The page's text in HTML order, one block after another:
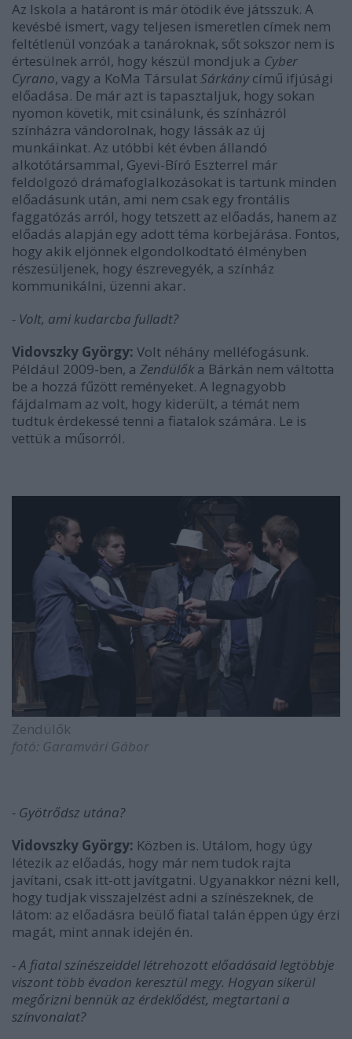
Az Iskola a határont is már ötödik éve játsszuk. A
kevésbé ismert, vagy teljesen ismeretlen címek nem
feltétlenül vonzóak a tanároknak, sőt sokszor nem is
értesülnek arról, hogy készül mondjuk a Cyber
Cyrano, vagy a KoMa Társulat Sárkány című ifjúsági
előadása. De már azt is tapasztaljuk, hogy sokan
nyomon követik, mit csinálunk, és színházról
színházra vándorolnak, hogy lássák az új
munkáinkat. Az utóbbi két évben állandó
alkotótársammal, Gyevi-Bíró Eszterrel már
feldolgozó drámafoglalkozásokat is tartunk minden
előadásunk után, ami nem csak egy frontális
faggatózás arról, hogy tetszett az előadás, hanem az
előadás alapján egy adott téma körbejárása. Fontos,
hogy akik eljönnek elgondolkodtató élményben
részesüljenek, hogy észrevegyék, a színház
kommunikálni, üzenni akar.
- Volt, ami kudarcba fulladt?
Vidovszky György: Volt néhány melléfogásunk.
Például 2009-ben, a Zendülők a Bárkán nem váltotta
be a hozzá fűzött reményeket. A legnagyobb
fájdalmam az volt, hogy kiderült, a témát nem
tudtuk érdekessé tenni a fiatalok számára. Le is
vettük a műsorról.
Zendülők
fotó: Garamvári Gábor
- Gyötrődsz utána?
Vidovszky György: Közben is. Utálom, hogy úgy
létezik az előadás, hogy már nem tudok rajta
javítani, csak itt-ott javítgatni. Ugyanakkor nézni kell,
hogy tudjak visszajelzést adni a színészeknek, de
látom: az előadásra beülő fiatal talán éppen úgy érzi
magát, mint annak idején én.
- A fiatal színészeiddel létrehozott előadásaid legtöbbje
viszont több évadon keresztül megy. Hogyan sikerül
megőrizni bennük az érdeklődést, megtartani a
színvonalat?